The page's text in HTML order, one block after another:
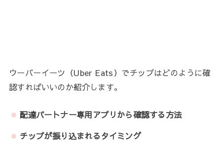
ウーバーイーツ（Uber Eats）でチップはどのように確
認すればいいのか紹介します。
配達パートナー専用アプリから確認する方法
チップが振り込まれるタイミング